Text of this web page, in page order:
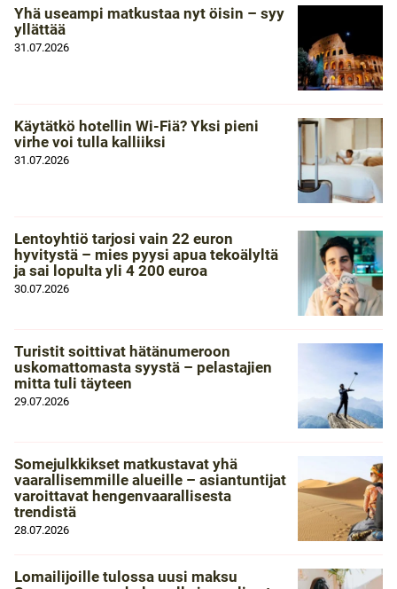
Yhä useampi matkustaa nyt öisin – syy
yllättää
31.07.2026
Käytätkö hotellin Wi-Fiä? Yksi pieni
virhe voi tulla kalliiksi
31.07.2026
Lentoyhtiö tarjosi vain 22 euron
hyvitystä – mies pyysi apua tekoälyltä
ja sai lopulta yli 4 200 euroa
30.07.2026
Turistit soittivat hätänumeroon
uskomattomasta syystä – pelastajien
mitta tuli täyteen
29.07.2026
Somejulkkikset matkustavat yhä
vaarallisemmille alueille – asiantuntijat
varoittavat hengenvaarallisesta
trendistä
28.07.2026
Lomailijoille tulossa uusi maksu